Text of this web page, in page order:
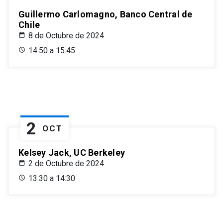
Guillermo Carlomagno, Banco Central de
Chile
8 de Octubre de 2024
14:50 a 15:45
2 OCT
Kelsey Jack, UC Berkeley
2 de Octubre de 2024
13:30 a 14:30